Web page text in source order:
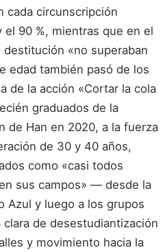
cada circunscripción
el 90 %, mientras que en el
«no superaban
edad también pasó de los
de la acción «Cortar la cola
graduados de la
de Han en 2020, a la fuerza
de 30 y 40 años,
como «casi todos
sus campos» — desde la
Azul y luego a los grupos
de desestudiantización
y movimiento hacia la